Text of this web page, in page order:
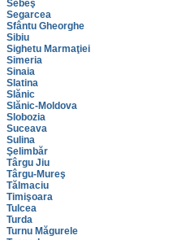
Sebeş
Segarcea
Sfântu Gheorghe
Sibiu
Sighetu Marmaţiei
Simeria
Sinaia
Slatina
Slănic
Slănic-Moldova
Slobozia
Suceava
Sulina
Şelimbăr
Târgu Jiu
Târgu-Mureş
Tălmaciu
Timişoara
Tulcea
Turda
Turnu Măgurele